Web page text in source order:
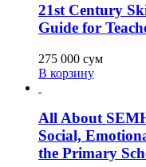
21st Century
Guide for
275 000 сум
В корзину
All About
Social,
the Primary